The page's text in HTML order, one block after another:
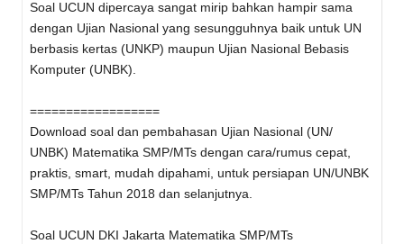
Soal UCUN dipercaya sangat mirip bahkan hampir sama
dengan Ujian Nasional yang sesungguhnya baik untuk UN
berbasis kertas (UNKP) maupun Ujian Nasional Bebasis
Komputer (UNBK).
==================
Download soal dan pembahasan Ujian Nasional (UN/
UNBK) Matematika SMP/MTs dengan cara/rumus cepat,
praktis, smart, mudah dipahami, untuk persiapan UN/UNBK
SMP/MTs Tahun 2018 dan selanjutnya.
Soal UCUN DKI Jakarta Matematika SMP/MTs